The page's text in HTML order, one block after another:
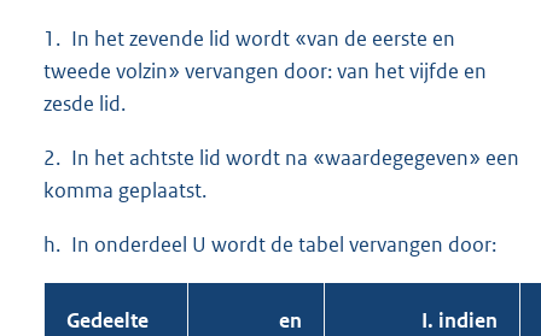
1. In het zevende lid wordt «van de eerste en
tweede volzin» vervangen door: van het vijfde en
zesde lid.
2. In het achtste lid wordt na «waardegegeven» een
komma geplaatst.
h. In onderdeel U wordt de tabel vervangen door:
Gedeelte
en
I. indien